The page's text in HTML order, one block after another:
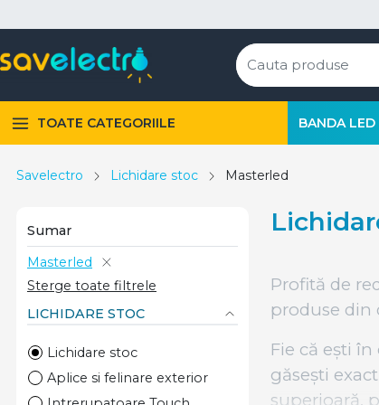
TOATE CATEGORIILE BANDA LED
Savelectro Lichidare stoc Masterled
Sumar
Masterled
Sterge toate filtrele
LICHIDARE STOC
Lichidare stoc
Aplice si felinare exterior
Profită de
produse din
Fie că ești
găsești
superioară,